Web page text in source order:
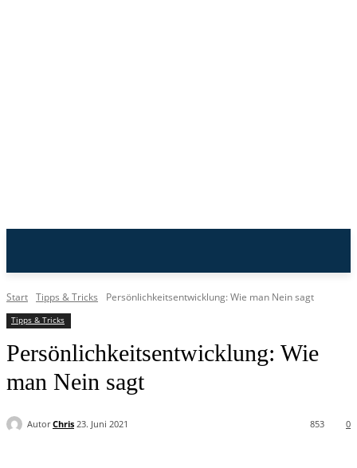
Start Tipps & Tricks Persönlichkeitsentwicklung: Wie man Nein sagt
Tipps & Tricks
Persönlichkeitsentwicklung: Wie
man Nein sagt
Autor Chris 23. Juni 2021 0
853